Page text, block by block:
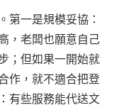
第一是規模妥協：
，老闆也願意自己
；但如果一開始就
作，就不適合把登
有些服務能代送文